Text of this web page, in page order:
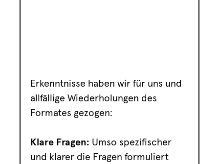
Erkenntnisse haben wir für uns und
allfällige Wiederholungen des
Formates gezogen:
Klare Fragen: Umso spezifischer
und klarer die Fragen formuliert